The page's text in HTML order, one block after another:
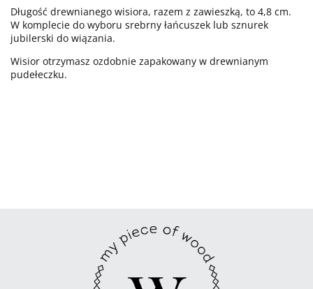
Długość drewnianego wisiora, razem z zawieszką, to 4,8 cm.
W komplecie do wyboru srebrny łańcuszek lub sznurek
jubilerski do wiązania.
Wisior otrzymasz ozdobnie zapakowany w drewnianym
pudełeczku.